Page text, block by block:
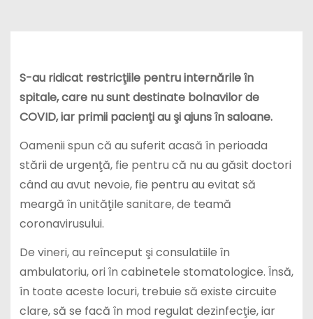
S-au ridicat restricţiile pentru internările în
spitale, care nu sunt destinate bolnavilor de
COVID, iar primii pacienţi au şi ajuns în saloane.
Oamenii spun că au suferit acasă în perioada
stării de urgenţă, fie pentru că nu au găsit doctori
când au avut nevoie, fie pentru au evitat să
meargă în unităţile sanitare, de teamă
coronavirusului.
De vineri, au reînceput şi consulatiile în
ambulatoriu, ori în cabinetele stomatologice. Însă,
în toate aceste locuri, trebuie să existe circuite
clare, să se facă în mod regulat dezinfecţie, iar